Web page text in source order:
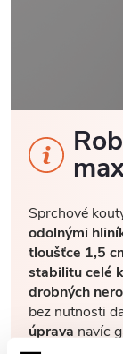
Sprchové
odolnými
tloušťce 1,5
stabilitu celé
drobných
bez nutnosti
úprava navíc